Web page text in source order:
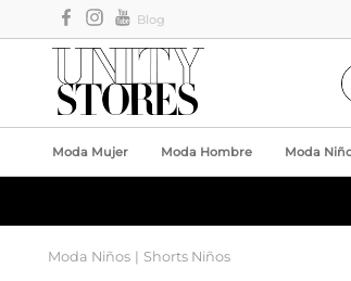
Blog
Moda Mujer Moda Hombre Moda
Moda Niños Shorts Niños